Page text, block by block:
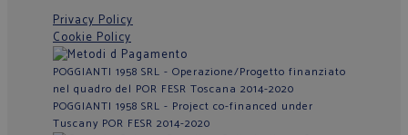
Privacy Policy
Cookie Policy
POGGIANTI 1958 SRL - Operazione/Progetto finanziato
nel quadro del POR FESR Toscana 2014-2020
POGGIANTI 1958 SRL - Project co-financed under
Tuscany POR FESR 2014-2020